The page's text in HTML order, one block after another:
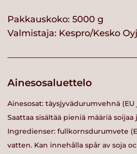
Pakkauskoko: 5000 g
Valmistaja: Kespro/Kesko Oyj
Ainesosaluettelo
Ainesosat: täysjyvädurumvehnä (EU
Saattaa sisältää pieniä määriä soijaa
Ingredienser: fullkornsdurumvete
vatten. Kan innehålla spår av soja